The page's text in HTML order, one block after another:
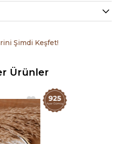
Şimdi Keşfet!
Ürünler